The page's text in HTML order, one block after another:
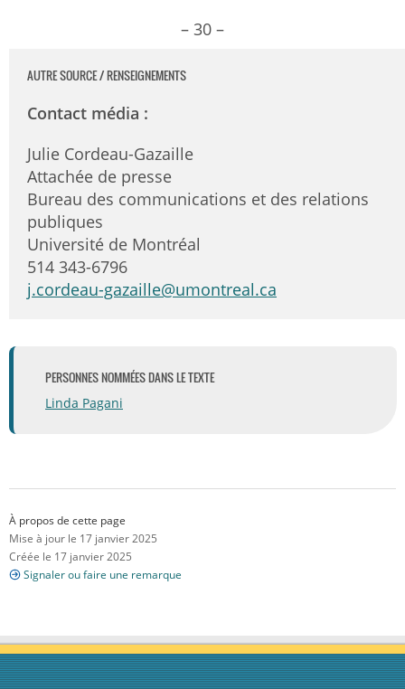
– 30 –
AUTRE SOURCE / RENSEIGNEMENTS
Contact média :
Julie Cordeau-Gazaille
Attachée de presse
Bureau des communications et des relations
publiques
Université de Montréal
514 343-6796
j.cordeau-gazaille@umontreal.ca
PERSONNES NOMMÉES DANS LE TEXTE
Linda Pagani
À propos de cette page
Mise à jour le 17 janvier 2025
Créée le 17 janvier 2025
Signaler ou faire une remarque